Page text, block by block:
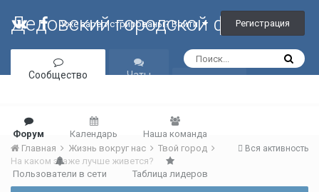
Дедовский городской форум
Уже зарегистрированы? Войти Регистрация
Сообщество
Форум Календарь Наша команда
Пользователи в сети Таблица лидеров
Чаты
Вся активность
Главная Жизнь вокруг нас
Твой город
На каком этаже лучше живется?